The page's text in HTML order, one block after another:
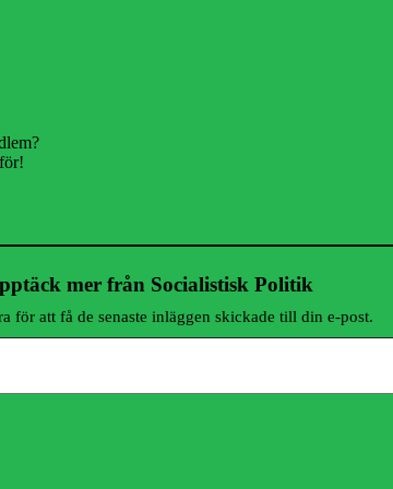
mer från Socialistisk Politik
för att få de senaste inläggen skickade till din e-post.